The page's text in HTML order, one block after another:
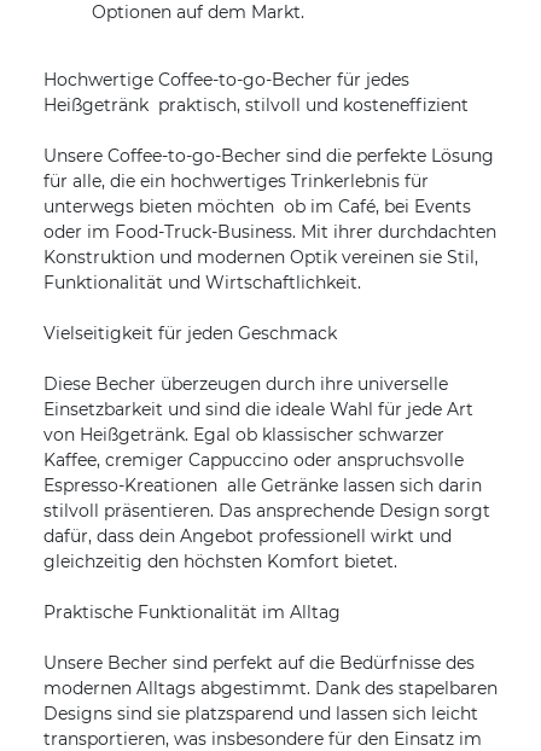
Optionen auf dem Markt.
Hochwertige Coffee-to-go-Becher für jedes
Heißgetränk  praktisch, stilvoll und kosteneffizient
Unsere Coffee-to-go-Becher sind die perfekte Lösung
für alle, die ein hochwertiges Trinkerlebnis für
unterwegs bieten möchten  ob im Café, bei Events
oder im Food-Truck-Business. Mit ihrer durchdachten
Konstruktion und modernen Optik vereinen sie Stil,
Funktionalität und Wirtschaftlichkeit.
Vielseitigkeit für jeden Geschmack
Diese Becher überzeugen durch ihre universelle
Einsetzbarkeit und sind die ideale Wahl für jede Art
von Heißgetränk. Egal ob klassischer schwarzer
Kaffee, cremiger Cappuccino oder anspruchsvolle
Espresso-Kreationen  alle Getränke lassen sich darin
stilvoll präsentieren. Das ansprechende Design sorgt
dafür, dass dein Angebot professionell wirkt und
gleichzeitig den höchsten Komfort bietet.
Praktische Funktionalität im Alltag
Unsere Becher sind perfekt auf die Bedürfnisse des
modernen Alltags abgestimmt. Dank des stapelbaren
Designs sind sie platzsparend und lassen sich leicht
transportieren, was insbesondere für den Einsatz im